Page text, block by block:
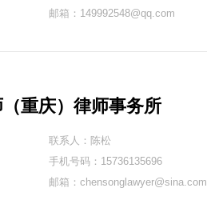
邮箱：149992548@qq.com
重庆）律师事务所
联系人：陈松
手机号码：15736135696
邮箱：chensonglawyer@sina.com